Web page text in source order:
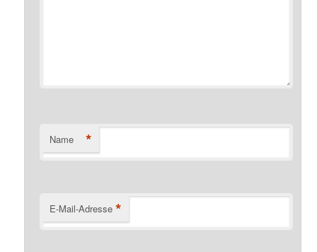
Name *
E-Mail-Adresse *